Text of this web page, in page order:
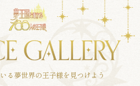
る夢世界の王子様を見つけよう